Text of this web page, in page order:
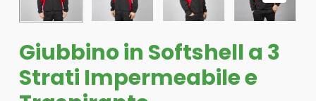
Giubbino in Softshell a 3
Strati Impermeabile e